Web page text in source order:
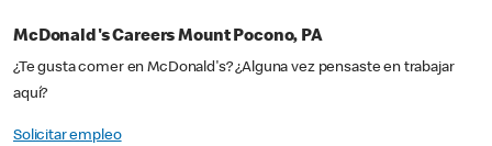
McDonald's Careers Mount Pocono, PA
¿Te gusta comer en McDonald's? ¿Alguna vez pensaste en trabajar
aquí?
Solicitar empleo